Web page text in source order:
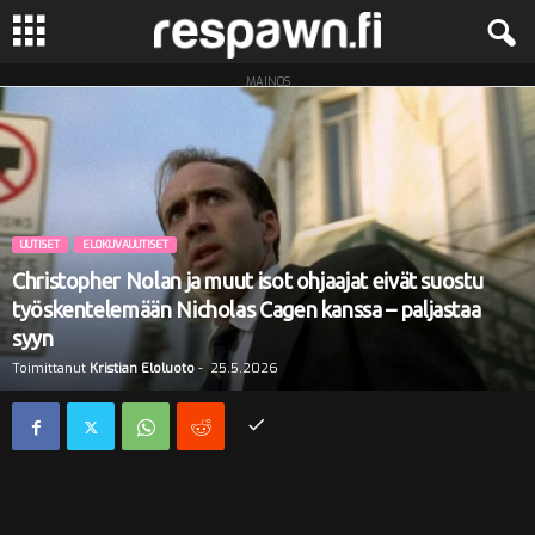
R
e
s
p
a
w
MAINOS
UUTISET ELOKUVAUUTISET
Christopher Nolan ja muut isot ohjaajat eivät suostu
työskentelemään Nicholas Cagen kanssa – paljastaa
syyn
Toimittanut Kristian Eloluoto - 25.5.2026